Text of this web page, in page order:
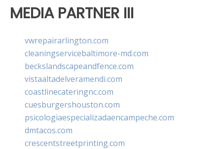
MEDIA PARTNER III
vwrepairarlington.com
cleaningservicebaltimore-md.com
beckslandscapeandfence.com
vistaaltadelveramendi.com
coastlinecateringnc.com
cuesburgershouston.com
psicologiaespecializadaencampeche.com
dmtacos.com
crescentstreetprinting.com